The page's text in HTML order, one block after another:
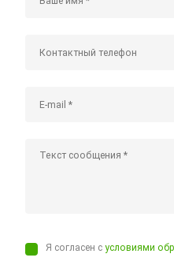
Я согласен сусловиями